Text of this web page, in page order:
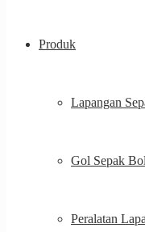
Produk
Lapangan
Gol Sepak
Peralatan